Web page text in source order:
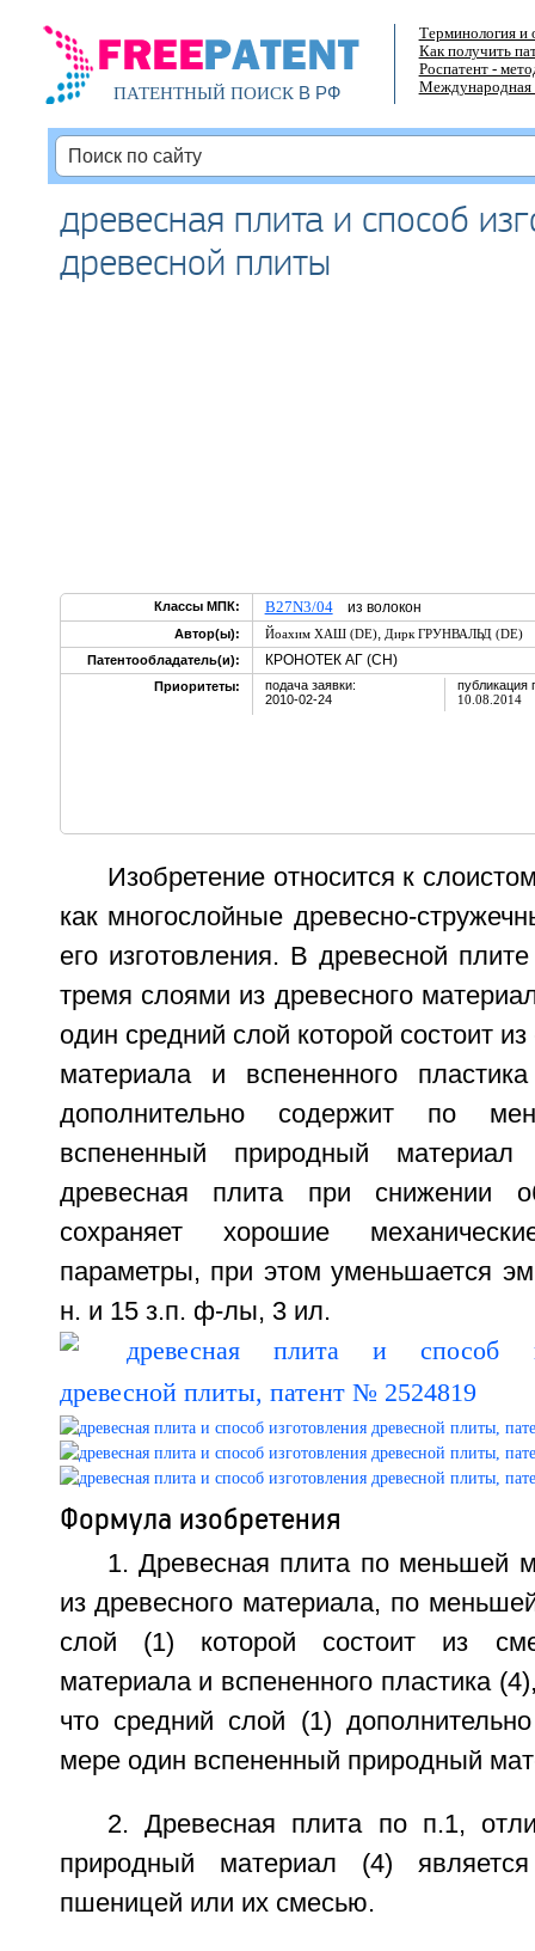
ПАТЕНТНЫЙ ПОИСКВ РФ
Терминология и
Как получить
Роспатент -
Международная
древесная плита и способ
древесной плиты
Классы МПК: B27N3/04из волокон
Автор(ы): Йоахим ХАШ (DE), Дирк ГРУНВАЛЬД (DE)
Патентообладатель(и):
КРОНОТЕК АГ (CH)
Приоритеты:
подача заявки:
2010-02-24
публикация
10.08.2014
Изобретение относится к
как многослойные древесно-
его изготовления. В древесной
тремя слоями из древесного
один средний слой которой состоит
материала и вспененного
дополнительно содержит по
вспененный природный
древесная плита при снижении
сохраняет хорошие
параметры, при этом уменьшается
н. и 15 з.п. ф-лы, 3 ил.
Формула изобретения
1. Древесная плита по меньшей
из древесного материала, по
слой (1) которой состоит из
материала и вспененного пластика
что средний слой (1)
мере один вспененный природный
2. Древесная плита по п.1,
природный материал (4)
пшеницей или их смесью.